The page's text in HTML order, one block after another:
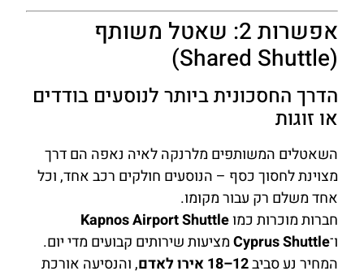
אפשרות 2: שאטל משותף
(Shared Shuttle)
הדרך החסכונית ביותר לנוסעים בודדים
או זוגות
השאטלים המשותפים מלרנקה לאיה נאפה הם דרך
מצוינת לחסוך כסף – הנוסעים חולקים רכב אחד, וכל
אחד משלם רק עבור מקומו.
חברות מוכרות כמוKapnos Airport Shuttle
ו־Cyprus Shuttleמציעות שירותים קבועים מדי יום.
המחיר נע סביב12–18 אירו לאדם , והנסיעה אורכת